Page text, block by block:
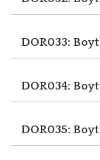
DOR033:
DOR034:
DOR035: